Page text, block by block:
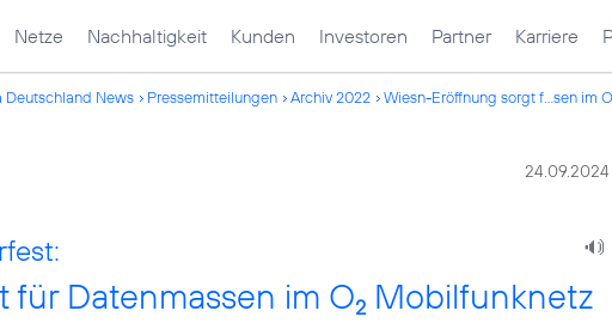
Netze Nachhaltigkeit Kunden Investoren Partner Karriere
Deutschland News Pressemitteilungen Archiv 2022 Wiesn-Eröffnung sorgt f...sen im O
24.09.2024
Datenmassen im O2 Mobilfunknetz